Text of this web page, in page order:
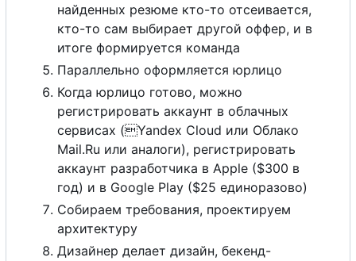
найденных резюме кто-то отсеивается,
кто-то сам выбирает другой оффер, и в
итоге формируется команда
Параллельно оформляется юрлицо
Когда юрлицо готово, можно
регистрировать аккаунт в облачных
сервисах (Yandex Cloud или Облако
Mail.Ru или аналоги), регистрировать
аккаунт разработчика в Apple ($300 в
год) и в Google Play ($25 единоразово)
Собираем требования, проектируем
архитектуру
Дизайнер делает дизайн, бекенд-